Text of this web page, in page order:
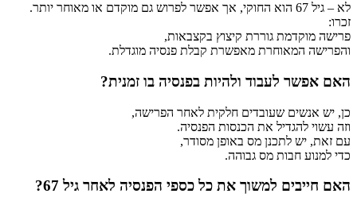
לא – גיל 67 הוא החוקי, אך אפשר לפרוש גם מוקדם או מאוחר יותר.
זכרו:
פרישה מוקדמת גוררת קיצוץ בקצבאות,
והפרישה המאוחרת מאפשרת קבלת פנסיה מוגדלת.
האם אפשר לעבוד ולהיות בפנסיה בו זמנית?
כן, יש אנשים שעובדים חלקית לאחר הפרישה,
וזה עשוי להגדיל את הכנסות הפנסיה.
עם זאת, יש לתכנן מס באופן מסודר,
כדי למנוע חבות מס גבוהה.
האם חייבים למשוך את כל כספי הפנסיה לאחר גיל 67?